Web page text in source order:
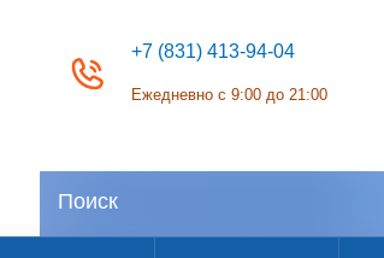
+7 (831) 413-94-04
Ежедневно с 9:00 до 21:00